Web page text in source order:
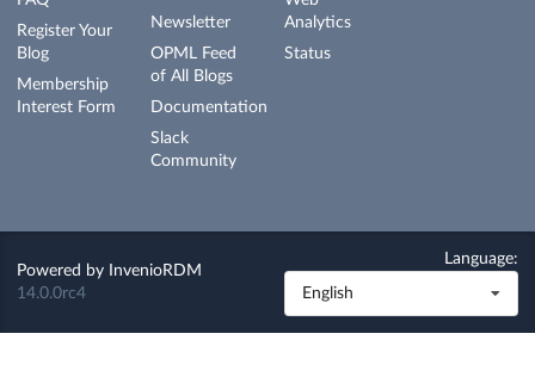
Register Your
Blog
Membership
Interest Form
Newsletter
OPML Feed
of All Blogs
Documentation
Slack
Community
Analytics
Status
Powered by
InvenioRDM
14.0.0rc4
Language:
English